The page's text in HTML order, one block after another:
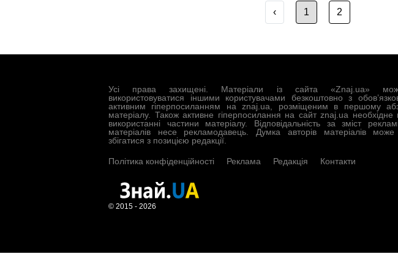
‹ 1 2
Усі права захищені. Матеріали із сайта «Znaj.ua»
використовуватися іншими користувачами безкоштовно з
активним гіперпосиланням на znaj.ua, розміщеним в першому
матеріалу. Також активне гіперпосилання на сайт znaj.ua необхідне
використанні частини матеріалу. Відповідальність за зміст
матеріалів несе рекламодавець. Думка авторів матеріалів
збігатися з позицією редакції.
Політика конфіденційності Реклама Редакція Контакти
© 2015 - 2026